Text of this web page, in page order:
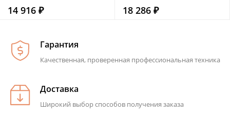
14 916 ₽ 18 286 ₽
Гарантия
Качественная, проверенная профессиональная техника
Доставка
Широкий выбор способов получения заказа